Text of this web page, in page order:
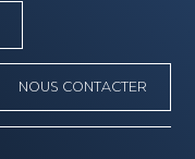
NOUS CONTACTER